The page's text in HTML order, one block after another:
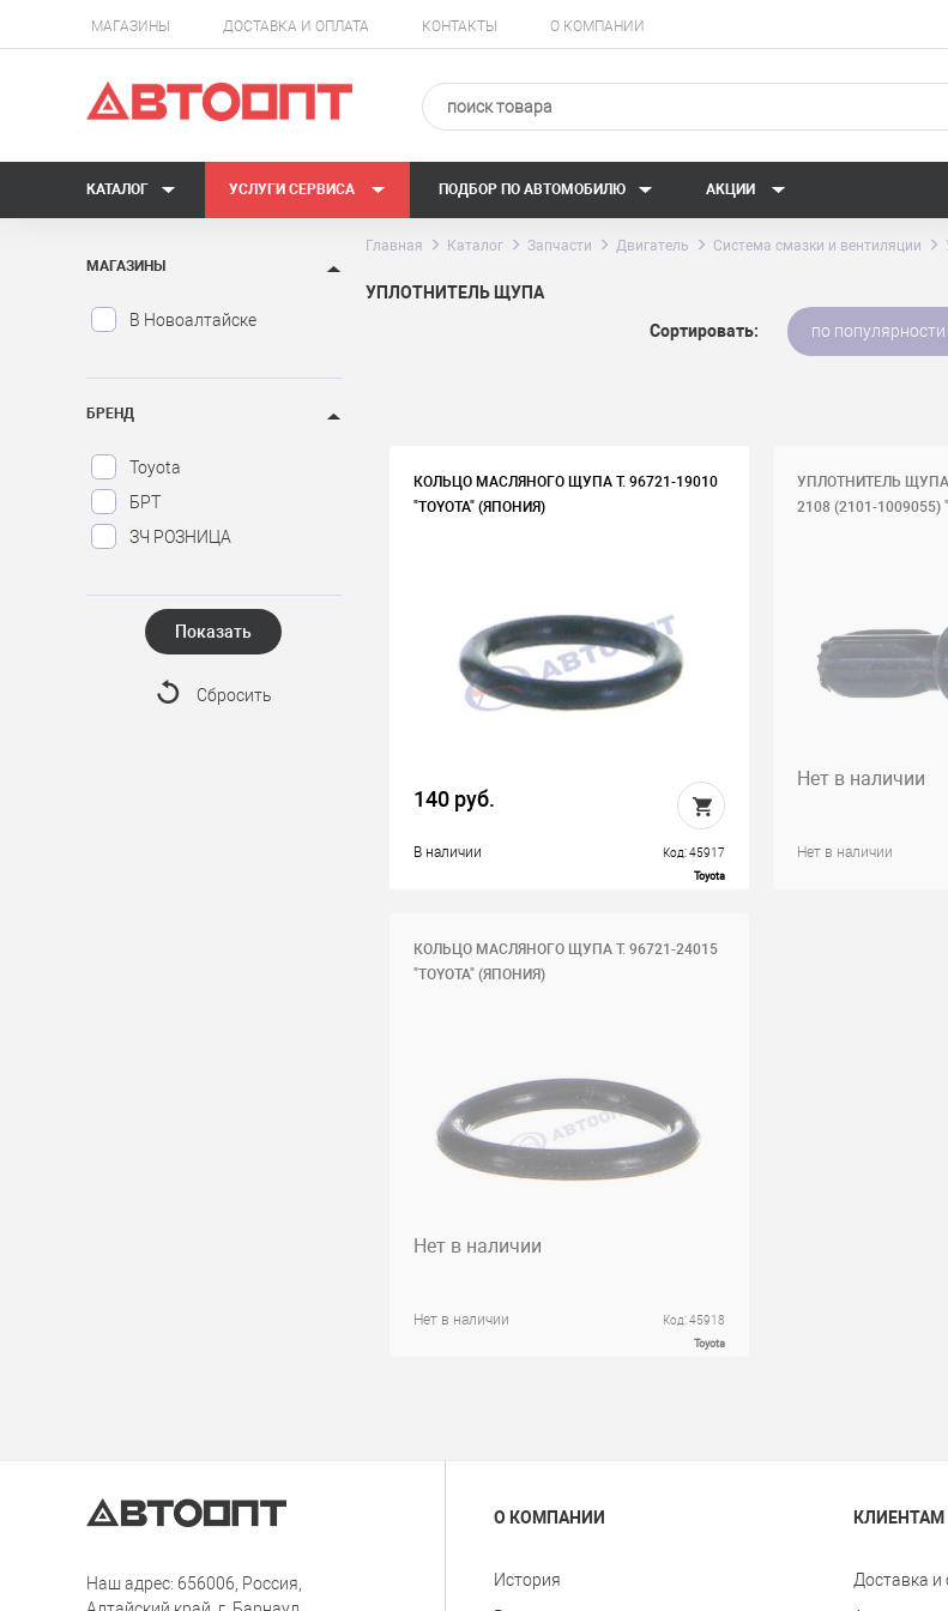
МАГАЗИНЫ ДОСТАВКА И ОПЛАТА КОНТАКТЫ О КОМПАНИИ
КАТАЛОГ УСЛУГИ СЕРВИСА ПОДБОР ПО АВТОМОБИЛЮ АКЦИИ
МАГАЗИНЫ
В Новоалтайске
БРЕНД
Toyota
БРТ
ЗЧ РОЗНИЦА
Показать
Сбросить
Главная Каталог Запчасти Двигатель Система смазки и вентиляции
УПЛОТНИТЕЛЬ ЩУПА
Сортировать:
по популярности
КОЛЬЦО МАСЛЯНОГО ЩУПА T. 96721-19010
"TOYOTA" (ЯПОНИЯ)
140 руб.
В наличии Код: 45917
Toyota
УПЛОТНИТЕЛЬ
2108 (2101-
Нет в наличии
Нет в наличии
КОЛЬЦО МАСЛЯНОГО ЩУПА T. 96721-24015
"TOYOTA" (ЯПОНИЯ)
Нет в наличии Код: 45918
Toyota
Нет в наличии
Наш адрес: 656006, Россия,
О КОМПАНИИ
История
КЛИЕНТАМ
Доставка и